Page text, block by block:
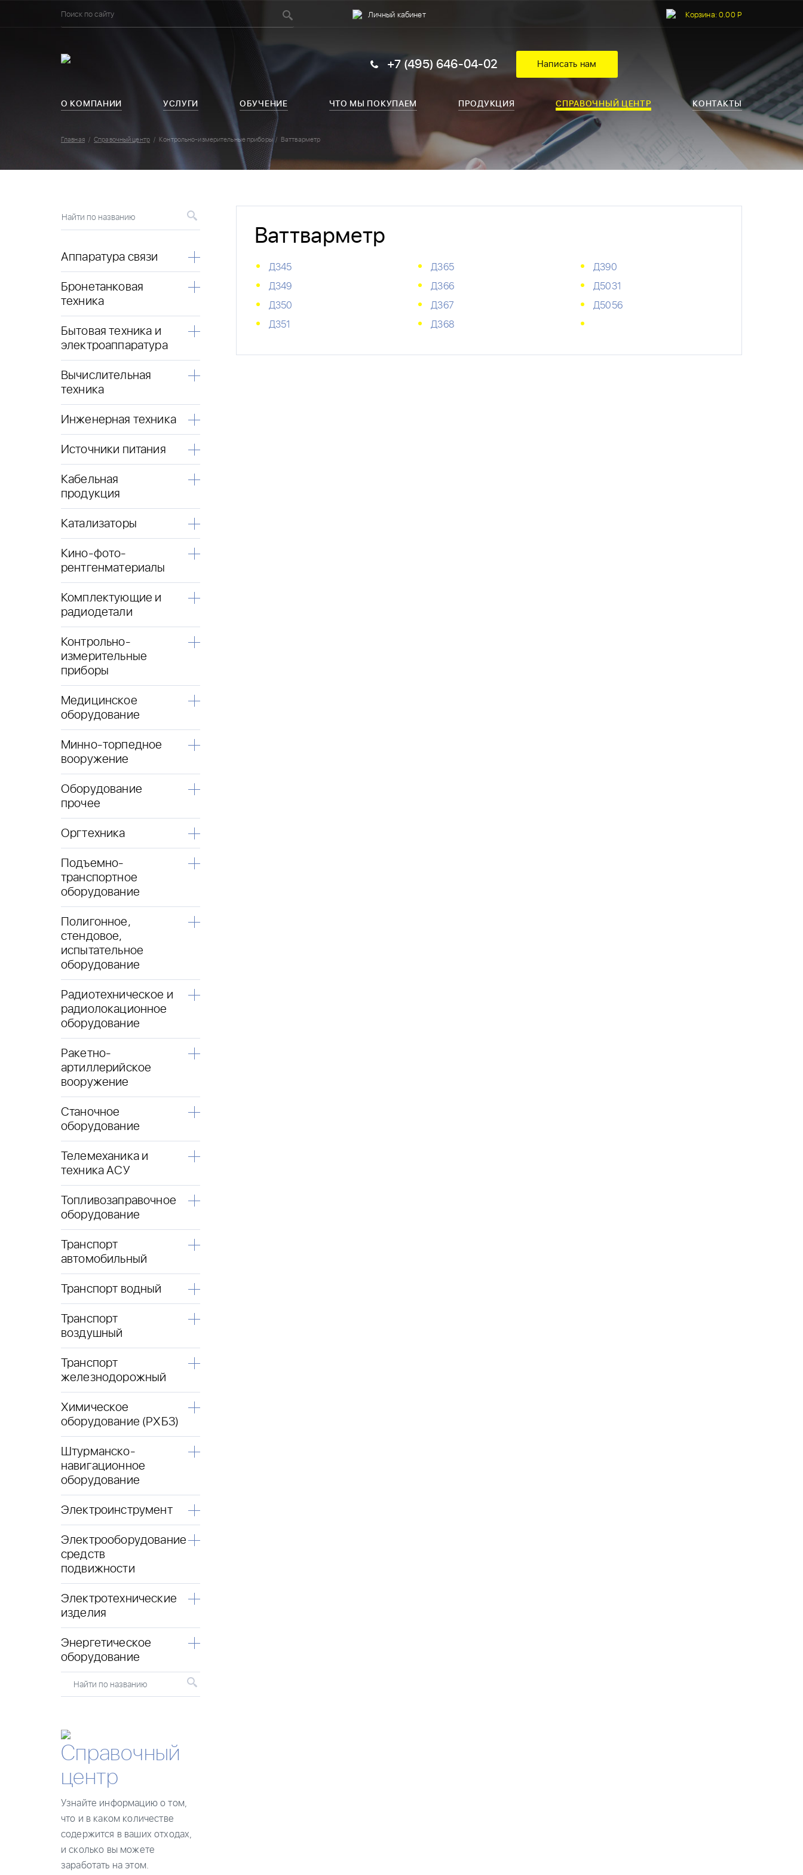
Личный кабинет Корзина: 0.00 Р
+7 (495) 646-04-02 Написать нам
О КОМПАНИИ УСЛУГИ ОБУЧЕНИЕ ЧТО МЫ ПОКУПАЕМ ПРОДУКЦИЯ СПРАВОЧНЫЙ ЦЕНТР КОНТАКТЫ
Главная Справочный центр Контрольно-измерительные приборы Ваттварметр
Найти по названию
Аппаратура связи
Бронетанковая
техника
Бытовая техника и
электроаппаратура
Вычислительная
техника
Инженерная техника
Источники питания
Кабельная
продукция
Катализаторы
Кино-фото-
рентгенматериалы
Комплектующие и
радиодетали
Контрольно-
измерительные
приборы
Медицинское
оборудование
Минно-торпедное
вооружение
Оборудование
прочее
Оргтехника
Подъемно-
транспортное
оборудование
Полигонное,
стендовое,
испытательное
оборудование
Радиотехническое и
радиолокационное
оборудование
Ракетно-
артиллерийское
вооружение
Станочное
оборудование
Телемеханика и
техника АСУ
Топливозаправочное
оборудование
Транспорт
автомобильный
Транспорт водный
Транспорт
воздушный
Транспорт
железнодорожный
Химическое
оборудование (РХБЗ)
Штурманско-
навигационное
оборудование
Электроинструмент
Электрооборудование
средств
подвижности
Электротехнические
изделия
Энергетическое
оборудование
Найти по названию
Справочный
центр
Узнайте информацию о том,
что и в каком количестве
содержится в ваших отходах,
и сколько вы можете
заработать на этом.
Ваттварметр
Д345
Д349
Д350
Д351
Д365
Д366
Д367
Д368
Д390
Д5031
Д5056